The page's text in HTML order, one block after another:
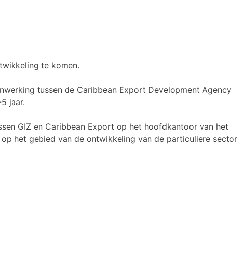
te komen.
tussen de Caribbean Export Development Agency
jaar.
GIZ en Caribbean Export op het hoofdkantoor van het
het gebied van de ontwikkeling van de particuliere sector